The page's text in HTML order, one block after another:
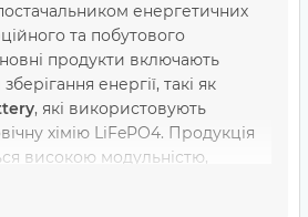
енергетичних
та побутового
продукти включають
енергії, такі як
, які використовують
хімію LiFePO4. Продукція
високою модульністю,
та сумісністю з багатьма
що забезпечує